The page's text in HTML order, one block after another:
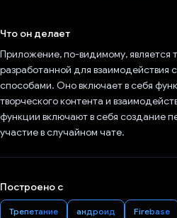
Что он делает
Приложение, по-видимому, является
разработанной для взаимодействия
способами. Оно включает в себя
творческого контента и
функции включают в себя создание
участие в случайном чате.
Построено с
Трепетание андроид Firebase